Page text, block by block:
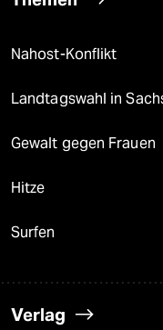
Nahost-Konflikt
Landtagswahl in
Gewalt gegen Frauen
Hitze
Surfen
Verlag